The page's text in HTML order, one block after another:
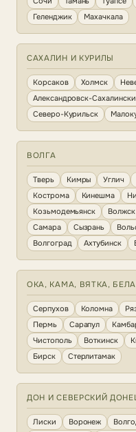
Геленджик
Махачкала
САХАЛИН И КУРИЛЫ
Корсаков Холмск
Александровск-
Северо-Курильск
ВОЛГА
Тверь Кимры Углич
Кострома
Кинешма
Козьмодемьянск
Волжск
Самара
Сызрань
Волгоград
Ахтубинск
ОКА, КАМА, ВЯТКА,
Серпухов Коломна
Пермь
Сарапул
Чистополь
Воткинск
Бирск
Стерлитамак
ДОН И СЕВЕРСКИЙ
Лиски Воронеж